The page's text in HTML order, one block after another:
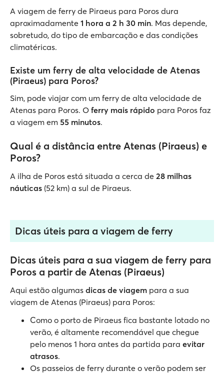
A viagem de ferry de Piraeus para Poros dura
aproximadamente 1 hora a 2 h 30 min. Mas depende,
sobretudo, do tipo de embarcação e das condições
climatéricas.
Existe um ferry de alta velocidade de Atenas
(Piraeus) para Poros?
Sim, pode viajar com um ferry de alta velocidade de
Atenas para Poros. O ferry mais rápido para Poros faz
a viagem em 55 minutos.
Qual é a distância entre Atenas (Piraeus) e
Poros?
A ilha de Poros está situada a cerca de 28 milhas
náuticas (52 km) a sul de Piraeus.
Dicas úteis para a viagem de ferry
Dicas úteis para a sua viagem de ferry para
Poros a partir de Atenas (Piraeus)
Aqui estão algumas dicas de viagem para a sua
viagem de Atenas (Piraeus) para Poros:
Como o porto de Piraeus fica bastante lotado no
verão, é altamente recomendável que chegue
pelo menos 1 hora antes da partida para evitar
atrasos.
Os passeios de ferry durante o verão podem ser